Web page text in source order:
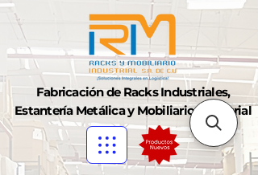
Fabricación de Racks Industriales,
Estantería Metálica y Mobiliario Industrial